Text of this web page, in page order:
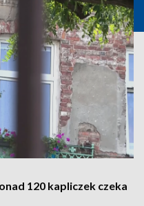
120 kapliczek czeka